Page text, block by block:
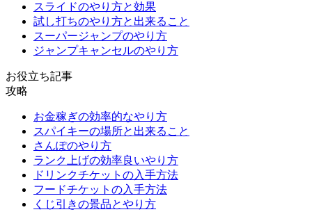
スライドのやり方と効果
試し打ちのやり方と出来ること
スーパージャンプのやり方
ジャンプキャンセルのやり方
お役立ち記事
攻略
お金稼ぎの効率的なやり方
スパイキーの場所と出来ること
さんぽのやり方
ランク上げの効率良いやり方
ドリンクチケットの入手方法
フードチケットの入手方法
くじ引きの景品とやり方